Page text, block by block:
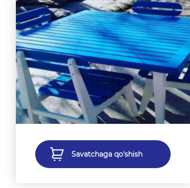
Savatchaga qo'shish